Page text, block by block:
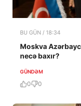
BU GÜN / 18:34
Moskva
necə baxır?
GÜNDƏM
0 0